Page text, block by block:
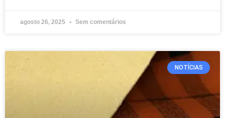
agosto 26, 2025 Sem comentários
NOTÍCIAS